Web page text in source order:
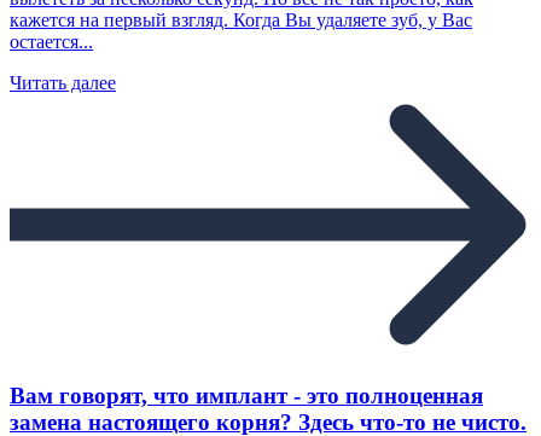
кажется на первый взгляд. Когда Вы удаляете зуб, у Вас
остается...
Читать далее
Вам говорят, что имплант - это полноценная
замена настоящего корня? Здесь что-то не чисто.